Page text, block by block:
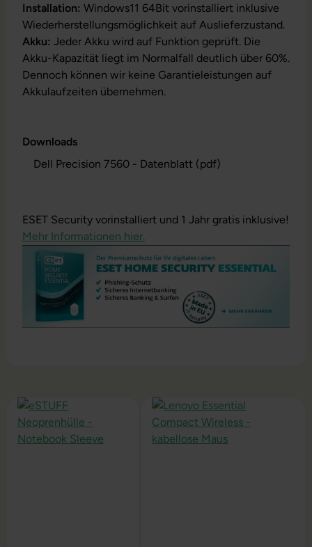
Installation: Windows11 64Bit vorinstalliert inklusive
Wiederherstellungsmöglichkeit auf Auslieferzustand.
Akku: Jeder Akku wird auf Funktion geprüft. Die
Akku-Kapazität liegt im Normalfall deutlich über 60%.
Dennoch können wir keine Garantieleistungen auf
Akkulaufzeiten übernehmen.
Downloads
Dell Precision 7560 - Datenblatt (pdf)
ESET Security vorinstalliert und 1 Jahr gratis inklusive!
Mehr Informationen hier.
Produktgalerie überspringen